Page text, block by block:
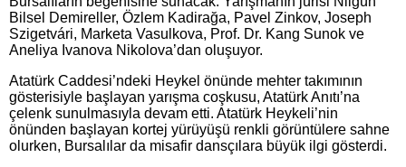
Bilsel Demireller, Özlem Kadirağa, Pavel Zinkov, Joseph
Szigetvári, Marketa Vasulkova, Prof. Dr. Kang Sunok ve
Aneliya Ivanova Nikolova’dan oluşuyor.
Atatürk Caddesi’ndeki Heykel önünde mehter takımının
gösterisiyle başlayan yarışma coşkusu, Atatürk Anıtı’na
çelenk sunulmasıyla devam etti. Atatürk Heykeli’nin
önünden başlayan kortej yürüyüşü renkli görüntülere sahne
olurken, Bursalılar da misafir dansçılara büyük ilgi gösterdi.